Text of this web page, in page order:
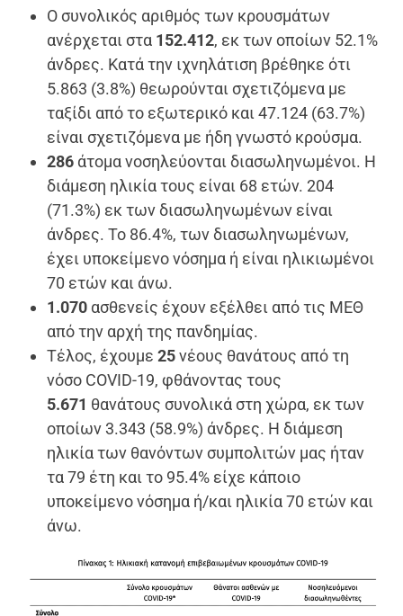
Ο συνολικός αριθμός των κρουσμάτων
ανέρχεται στα 152.412, εκ των οποίων 52.1%
άνδρες. Κατά την ιχνηλάτιση βρέθηκε ότι
5.863 (3.8%) θεωρούνται σχετιζόμενα με
ταξίδι από το εξωτερικό και 47.124 (63.7%)
είναι σχετιζόμενα με ήδη γνωστό κρούσμα.
286 άτομα νοσηλεύονται διασωληνωμένοι. Η
διάμεση ηλικία τους είναι 68 ετών. 204
(71.3%) εκ των διασωληνωμένων είναι
άνδρες. To 86.4%, των διασωληνωμένων,
έχει υποκείμενο νόσημα ή είναι ηλικιωμένοι
70 ετών και άνω.
1.070 ασθενείς έχουν εξέλθει από τις ΜΕΘ
από την αρχή της πανδημίας.
Τέλος, έχουμε25νέους θανάτους από τη
νόσο COVID-19, φθάνοντας τους
5.671 θανάτους συνολικά στη χώρα, εκ των
οποίων 3.343 (58.9%) άνδρες. Η διάμεση
ηλικία των θανόντων συμπολιτών μας ήταν
τα 79 έτη και το 95.4% είχε κάποιο
υποκείμενο νόσημα ή/και ηλικία 70 ετών και
άνω.